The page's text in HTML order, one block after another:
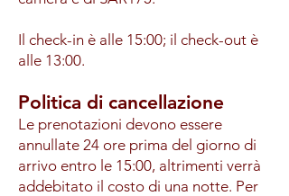
Il check-in è alle 15:00; il check-out è
alle 13:00.
Politica di cancellazione
Le prenotazioni devono essere
annullate 24 ore prima del giorno di
arrivo entro le 15:00, altrimenti verrà
addebitato il costo di una notte. Per